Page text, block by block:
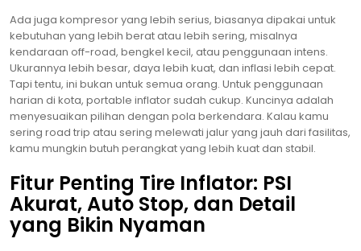
Ada juga kompresor yang lebih serius, biasanya dipakai untuk
kebutuhan yang lebih berat atau lebih sering, misalnya
kendaraan off-road, bengkel kecil, atau penggunaan intens.
Ukurannya lebih besar, daya lebih kuat, dan inflasi lebih cepat.
Tapi tentu, ini bukan untuk semua orang. Untuk penggunaan
harian di kota, portable inflator sudah cukup. Kuncinya adalah
menyesuaikan pilihan dengan pola berkendara. Kalau kamu
sering road trip atau sering melewati jalur yang jauh dari fasilitas,
kamu mungkin butuh perangkat yang lebih kuat dan stabil.
Fitur Penting Tire Inflator: PSI
Akurat, Auto Stop, dan Detail
yang Bikin Nyaman